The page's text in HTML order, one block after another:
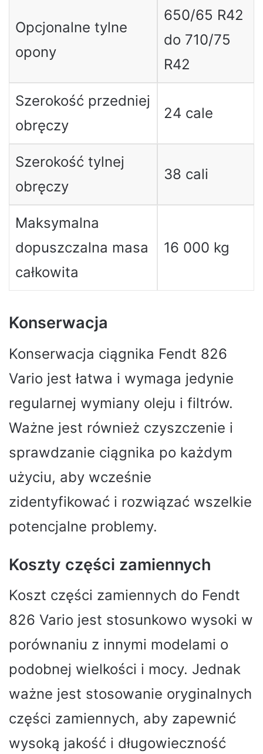
Opcjonalne tylne
opony
650/65 R42
do 710/75
R42
Szerokość przedniej
obręczy
24 cale
Szerokość tylnej
obręczy
38 cali
Maksymalna
dopuszczalna masa
całkowita
16 000 kg
Konserwacja
Konserwacja ciągnika Fendt 826
Vario jest łatwa i wymaga jedynie
regularnej wymiany oleju i filtrów.
Ważne jest również czyszczenie i
sprawdzanie ciągnika po każdym
użyciu, aby wcześnie
zidentyfikować i rozwiązać wszelkie
potencjalne problemy.
Koszty części zamiennych
Koszt części zamiennych do Fendt
826 Vario jest stosunkowo wysoki w
porównaniu z innymi modelami o
podobnej wielkości i mocy. Jednak
ważne jest stosowanie oryginalnych
części zamiennych, aby zapewnić
wysoką jakość i długowieczność